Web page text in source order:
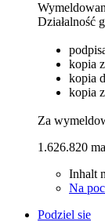
Działalność
kopia
kopia
kopia
Za
1.626.820
Inhalt
Na
Podziel sie